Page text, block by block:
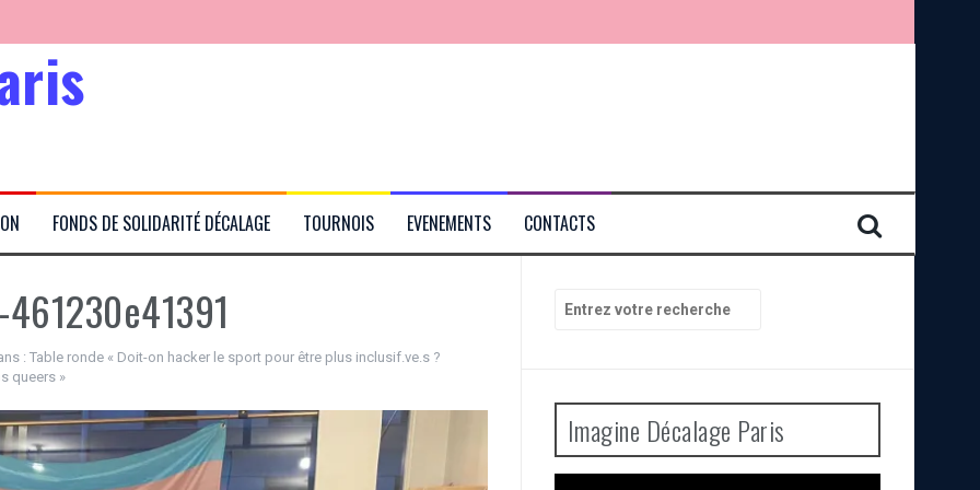
FONDS DE SOLIDARITÉ DÉCALAGE TOURNOIS EVENEMENTS CONTACTS
: Table ronde « Doit-on hacker le sport pour être plus inclusif.ve.s ?
queers »
Recherche
pour
Imagine Décalage Paris